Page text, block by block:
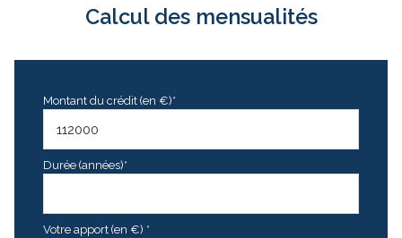
Calcul des mensualités
Montant du crédit (en €)*
Durée (années)*
Votre apport (en €) *